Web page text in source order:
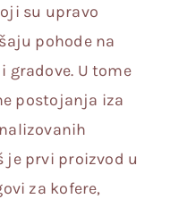
su upravo
pohode na
gradove. U tome
postojanja iza
je prvi proizvod u
za kofere,